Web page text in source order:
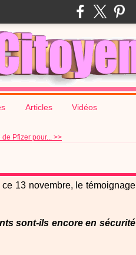
Articles Vidéos
de Pfizer pour... >>
13 novembre, le témoignage
sont-ils encore en sécurité